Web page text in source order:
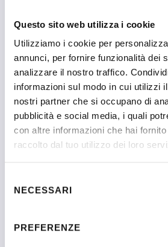
Questo sito web utilizza i cookie
Utilizziamo i cookie per
annunci, per fornire funzionalità dei
analizzare il nostro traffico.
informazioni sul modo in cui utilizzi
nostri partner che si occupano di
pubblicità e social media, i quali
con altre informazioni che hai
raccolto dal tuo utilizzo dei loro
delNECESSARI
PREFERENZE
Italiano
Sono una professionista dinamica e
vent’anni di esperienza
professionale.
Laureata in Lingua e letteratura russa,
specializzata in Orientamento,Life
Soft Skills .
di giovani nella progettazione del loro
insieme per trasformare le aspirazioni
Orientamento e placement presso un